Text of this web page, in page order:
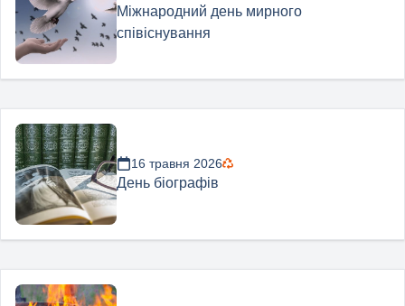
Міжнародний день мирного
співіснування
16 травня 2026
День біографів